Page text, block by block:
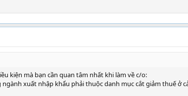
kiện mà bạn cần quan tâm nhất khi làm về c/o:
xuất nhập khẩu phải thuộc danh mục cắt giảm thuế ở